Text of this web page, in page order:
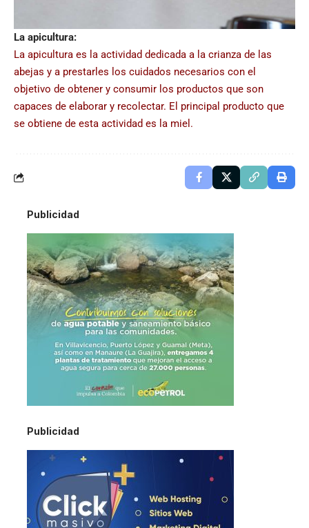
La apicultura:
La apicultura es la actividad dedicada a la crianza de las
abejas y a prestarles los cuidados necesarios con el
objetivo de obtener y consumir los productos que son
capaces de elaborar y recolectar. El principal producto que
se obtiene de esta actividad es la miel.
Publicidad
Publicidad